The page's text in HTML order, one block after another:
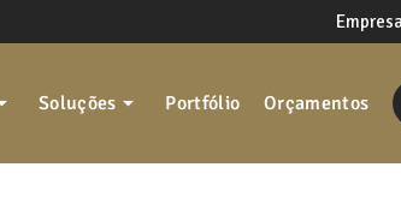
Soluções Portfólio Orçamentos